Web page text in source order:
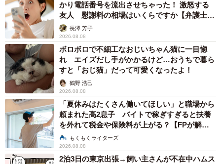
かり電話番号を流出させちゃった！ 激怒する
友人 慰謝料の相場はいくらですか【弁護士が
解説】長澤 芳子
2026.08.08
ボロボロで不細工なおじいちゃん猫に一目惚
れ エイズだし手がかかるけど…おうちで暮ら
すと「おじ猫」だって可愛くなったよ！
鶴野 浩己
2026.08.08
「夏休みはたくさん働いてほしい」と職場から
頼まれた高2息子 バイトで稼ぎすぎると扶養
を外れて税金や保険料が上がる？【FPが解
説】もくもくライターズ
2026.08.08
2泊3日の東京出張→飼い主さんが不在中ハムス